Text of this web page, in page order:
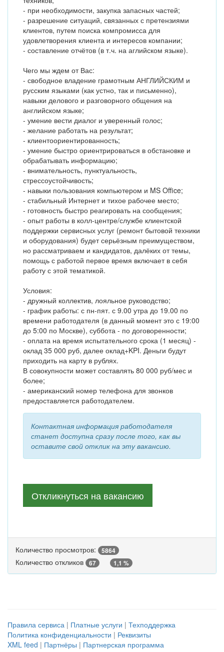
- при необходимости, закупка запасных частей;
- разрешение ситуаций, связанных с претензиями
клиентов, путем поиска компромисса для
удовлетворения клиента и интересов компании;
- составление отчётов (в т.ч. на аглийском языке).
Чего мы ждем от Вас:
- свободное владение грамотным АНГЛИЙСКИМ и
русским языками (как устно, так и письменно),
навыки делового и разговорного общения на
английском языке;
- умение вести диалог и уверенный голос;
- желание работать на результат;
- клиентоориентированность;
- умение быстро ориентрироваться в обстановке и
обрабатывать информацию;
- внимательность, пунктуальность,
стрессоустойчивость;
- навыки пользования компьютером и MS Office;
- стабильный Интернет и тихое рабочее место;
- готовность быстро реагировать на сообщения;
- опыт работы в колл-центре/службе клиентской
поддержки сервисных услуг (ремонт бытовой техники
и оборудования) будет серьёзным преимуществом,
но рассматриваем и кандидатов, далёких от темы,
помощь с работой первое время включает в себя
работу с этой тематикой.
Условия:
- дружный коллектив, лояльное руководство;
- график работы: с пн-пят. с 9.00 утра до 19.00 по
времени работодателя (в данный момент это с 19:00
до 5:00 по Москве), суббота - по договоренности;
- оплата на время испытательного срока (1 месяц) -
оклад 35 000 руб, далее оклад+KPI. Деньги будут
приходить на карту в рублях.
В совокупности может составлять 80 000 руб/мес и
более;
- американский номер телефона для звонков
предоставляется работодателем.
Контактная информация работодателя
станет доступна сразу после того, как вы
оставите свой отклик на эту вакансию.
Откликнуться на вакансию
Количество просмотров: 5864
Количество откликов 67 1,1 %
Правила сервиса | Платные услуги | Техподдержка
Политика конфиденциальности | Реквизиты
XML feed | Партнёры | Партнерская программа